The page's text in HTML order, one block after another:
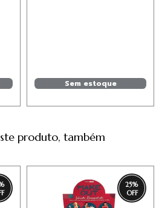
Sem estoque
produto, também
25%